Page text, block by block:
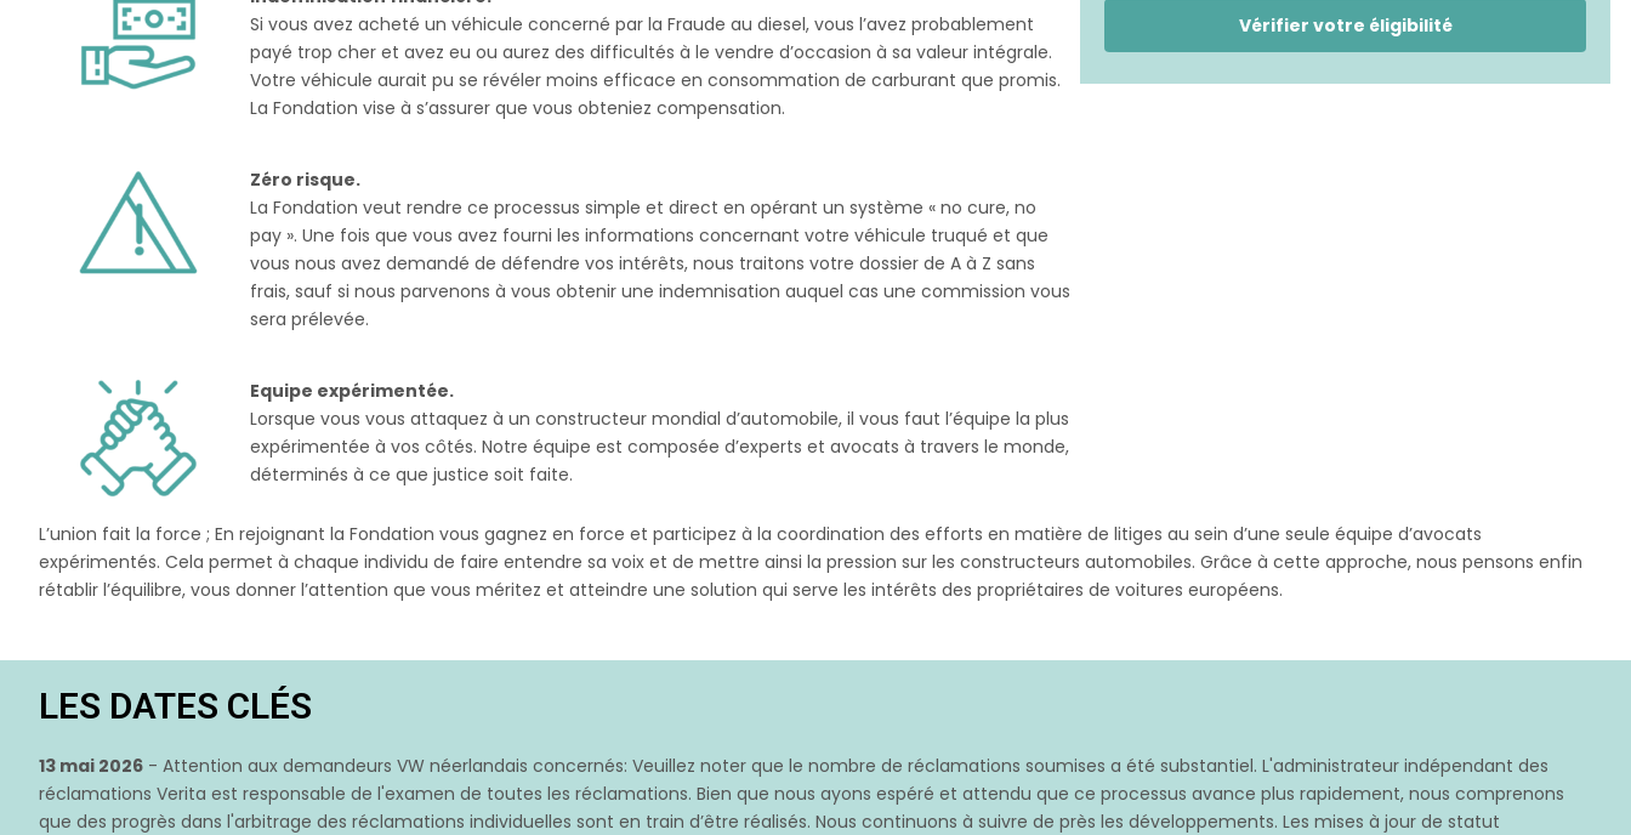
Vérifier votre éligibilité
Si vous avez acheté un véhicule concerné par la Fraude au diesel, vous l’avez probablement
payé trop cher et avez eu ou aurez des difficultés à le vendre d’occasion à sa valeur intégrale.
Votre véhicule aurait pu se révéler moins efficace en consommation de carburant que promis.
La Fondation vise à s’assurer que vous obteniez compensation.
Zéro risque.
La Fondation veut rendre ce processus simple et direct en opérant un système « no cure, no
pay ». Une fois que vous avez fourni les informations concernant votre véhicule truqué et que
vous nous avez demandé de défendre vos intérêts, nous traitons votre dossier de A à Z sans
frais, sauf si nous parvenons à vous obtenir une indemnisation auquel cas une commission vous
sera prélevée.
Equipe expérimentée.
Lorsque vous vous attaquez à un constructeur mondial d’automobile, il vous faut l’équipe la plus
expérimentée à vos côtés. Notre équipe est composée d’experts et avocats à travers le monde,
déterminés à ce que justice soit faite.
L’union fait la force ; En rejoignant la Fondation vous gagnez en force et participez à la coordination des efforts en matière de litiges au sein d’une seule équipe d’avocats
expérimentés. Cela permet à chaque individu de faire entendre sa voix et de mettre ainsi la pression sur les constructeurs automobiles. Grâce à cette approche, nous pensons enfin
rétablir l’équilibre, vous donner l’attention que vous méritez et atteindre une solution qui serve les intérêts des propriétaires de voitures européens.
LES DATES CLÉS
13 mai 2026 - Attention aux demandeurs VW néerlandais concernés: Veuillez noter que le nombre de réclamations soumises a été substantiel. L'administrateur indépendant des
réclamations Verita est responsable de l'examen de toutes les réclamations. Bien que nous ayons espéré et attendu que ce processus avance plus rapidement, nous comprenons
que des progrès dans l'arbitrage des réclamations individuelles sont en train d’être réalisés. Nous continuons à suivre de près les développements. Les mises à jour de statut